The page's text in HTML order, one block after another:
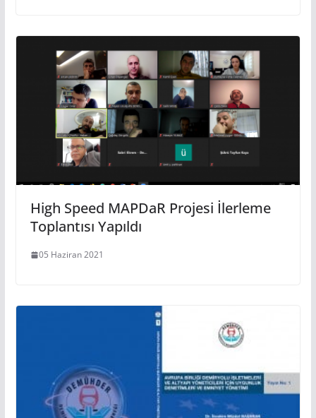
High Speed MAPDaR Projesi İlerleme
Toplantısı Yapıldı
05 Haziran 2021